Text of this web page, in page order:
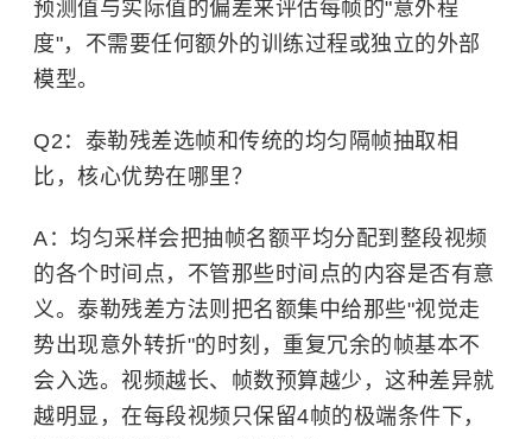
预测值与实际值的偏差来评估每帧的"意外程
度"，不需要任何额外的训练过程或独立的外部
模型。
Q2：泰勒残差选帧和传统的均匀隔帧抽取相
比，核心优势在哪里？
A：均匀采样会把抽帧名额平均分配到整段视频
的各个时间点，不管那些时间点的内容是否有意
义。泰勒残差方法则把名额集中给那些"视觉走
势出现意外转折"的时刻，重复冗余的帧基本不
会入选。视频越长、帧数预算越少，这种差异就
越明显，在每段视频只保留4帧的极端条件下，